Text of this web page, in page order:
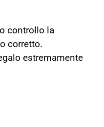
controllo la
corretto.
estremamente